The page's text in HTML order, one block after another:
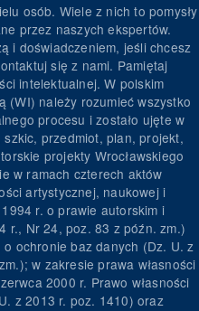
osób. Wiele z nich to pomysły
przez naszych ekspertów.
i doświadczeniem, jeśli chcesz
się z nami. Pamiętaj
intelektualnej. W polskim
(WI) należy rozumieć wszystko
procesu i zostało ujęte w
przedmiot, plan, projekt,
projekty Wrocławskiego
w ramach czterech aktów
artystycznej, naukowej i
r. o prawie autorskim i
r., Nr 24, poz. 83 z późn. zm.)
ochronie baz danych (Dz. U. z
w zakresie prawa własności
2000 r. Prawo własności
z 2013 r. poz. 1410) oraz